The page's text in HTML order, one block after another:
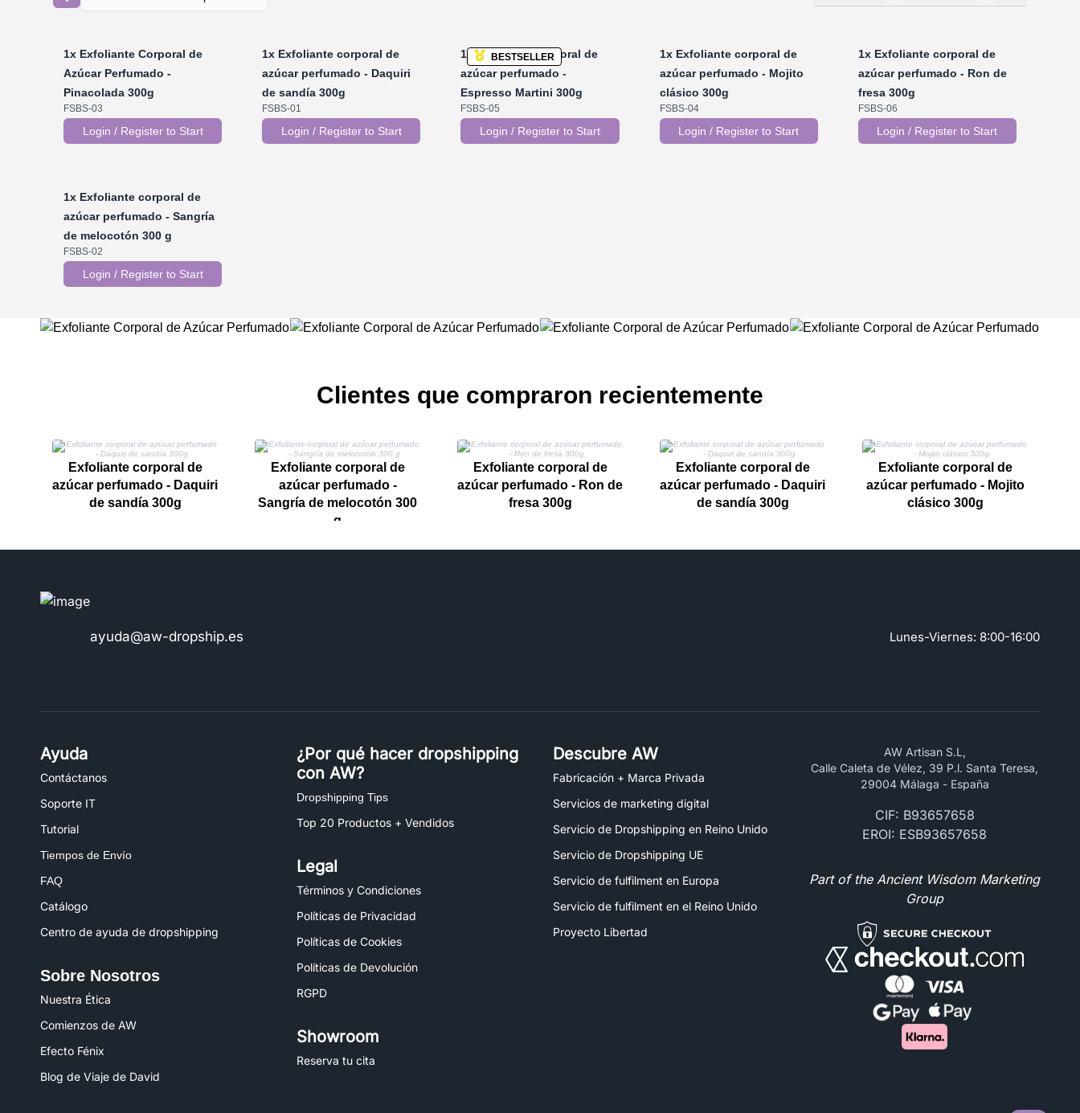
1x Exfoliante Corporal de
Azúcar Perfumado -
Pinacolada 300g
FSBS-03
Login / Register to Start
1x Exfoliante corporal de
azúcar perfumado - Daquiri
de sandía 300g
FSBS-01
Login / Register to Start
BESTSELLER
1x Exfoliante corporal de
azúcar perfumado -
Espresso Martini 300g
FSBS-05
Login / Register to Start
1xExfoliante corporal de
azúcar perfumado - Mojito
clásico 300g
FSBS-04
Login / Register to Start
1xExfoliante corporal de
azúcar perfumado - Ron de
fresa 300g
FSBS-06
Login / Register to Start
1x Exfoliante corporal de
azúcar perfumado - Sangría
de melocotón 300 g
FSBS-02
Login / Register to Start
Clientes que compraron recientemente
Exfoliante corporal de
azúcar perfumado - Daquiri
de sandía 300g
Exfoliante corporal de
azúcar perfumado -
Sangría de melocotón 300
g
Exfoliante corporal de
azúcar perfumado - Ron de
fresa 300g
Exfoliante corporal de
azúcar perfumado - Daquiri
de sandía 300g
Exfoliante corporal de
azúcar perfumado - Mojito
clásico 300g
ayuda@aw-dropship.es Lunes-Viernes: 8:00-16:00
Ayuda
Contáctanos
Soporte IT
Tutorial
Tiempos de Envío
FAQ
Catálogo
Centro de ayuda de dropshipping
Sobre Nosotros
Nuestra Ética
Comienzos de AW
Efecto Fénix
Blog de Viaje de David
¿Por qué hacer dropshipping
con AW?
Dropshipping Tips
Top 20 Productos + Vendidos
Legal
Términos y Condiciones
Políticas de Privacidad
Políticas de Cookies
Políticas de Devolución
RGPD
Showroom
Reserva tu cita
Descubre AW
Fabricación + Marca Privada
Servicios de marketing digital
Servicio de Dropshipping en Reino Unido
Servicio de Dropshipping UE
Servicio de fulfilment en Europa
Servicio de fulfilment en el Reino Unido
Proyecto Libertad
AW Artisan S.L,
Calle Caleta de Vélez, 39 P.l. Santa Teresa,
29004 Málaga - España
CIF: B93657658
EROI: ESB93657658
Part of the Ancient Wisdom Marketing
Group